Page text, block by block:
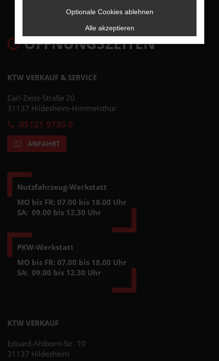
ÖFFNUNGSZEITEN
KTW VERKAUF & SERVICE
Carl-Zeiss-Straße 20
31137 Hildesheim-Himmelsthür
05121 9730 0
ANFAHRT
Nutzfahrzeug-Werkstatt
MO bis FR: 07.00 bis 18.00 Uhr
SA: 09.00 bis 12.30 Uhr
PKW-Werkstatt
MO bis FR: 07.00 bis 18.00 Uhr
SA: 09.00 bis 12.30 Uhr
KTW VERKAUF
Eduard-Ahlborn-Str. 10
31137 Hildesheim
Optionale Cookies ablehnen
Alle akzeptieren